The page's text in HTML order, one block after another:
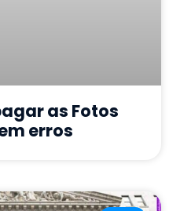
as Fotos
erros